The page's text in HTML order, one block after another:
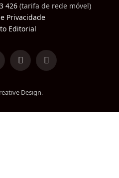
426(tarifa de rede móvel)
Privacidade
Editorial
InstagramTikTok
Design.